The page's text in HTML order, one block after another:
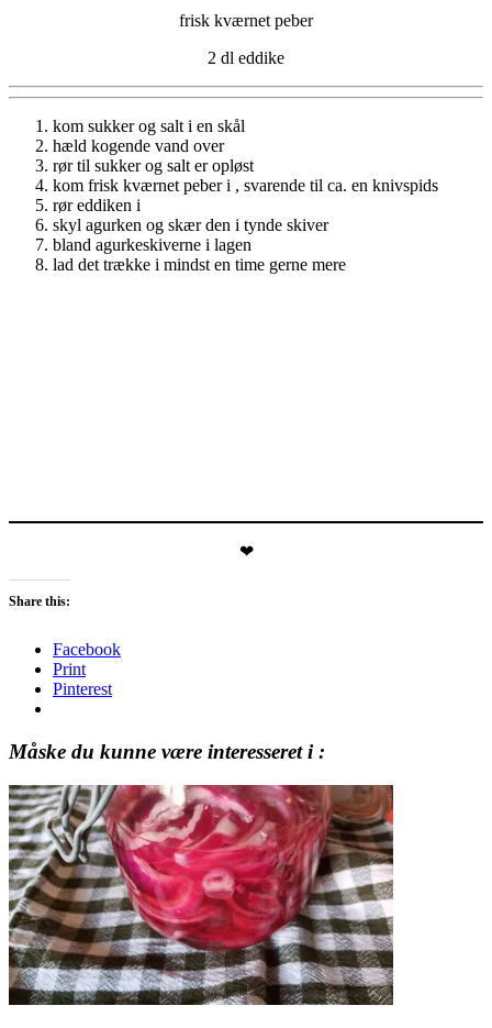
frisk kværnet peber
2 dl eddike
kom sukker og salt i en skål
hæld kogende vand over
rør til sukker og salt er opløst
kom frisk kværnet peber i , svarende til ca. en knivspids
rør eddiken i
skyl agurken og skær den i tynde skiver
bland agurkeskiverne i lagen
lad det trække i mindst en time gerne mere
❤
Share this:
Facebook
Print
Pinterest
Måske du kunne være interesseret i :